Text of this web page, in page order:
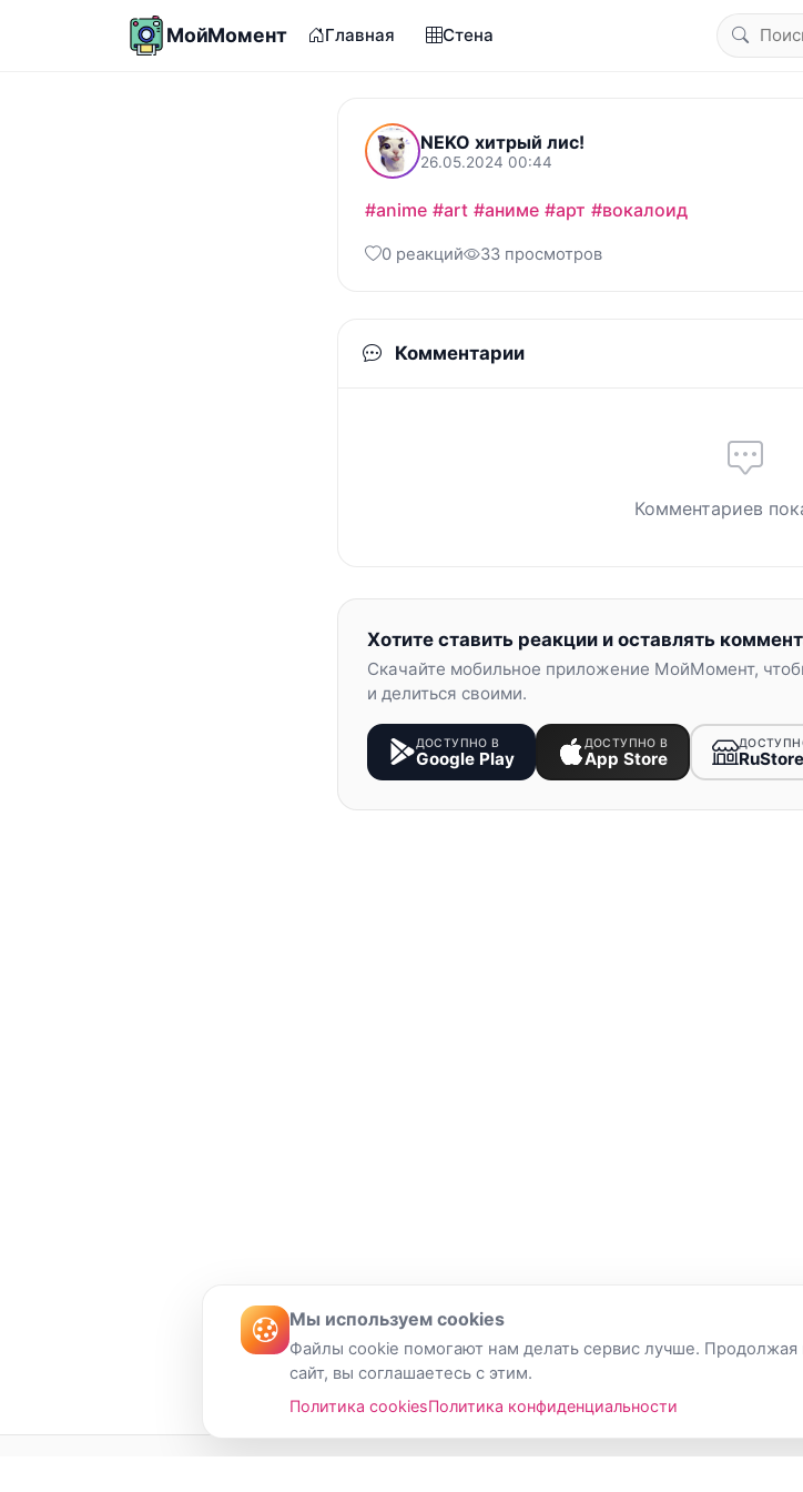
МойМомент Главная Стена
NEKO хитрый лис!
26.05.2024 00:44
#anime #art #аниме #арт #вокалоид
0 реакций 33 просмотров
Комментарии
Комментариев
Хотите ставить реакции и оставлять
Скачайте мобильное приложение МойМомент,
и делиться своими.
ДОСТУПНО В
Google Play
ДОСТУПНО В
App Store RuStore
Мы используем cookies
Файлы cookie помогают нам делать сервис лучше. Продолжая
сайт, вы соглашаетесь с этим.
Политика cookiesПолитика конфиденциальности